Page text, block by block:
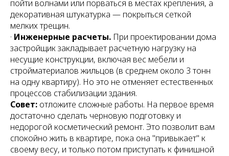
пойти волнами или порваться в местах крепления, а
декоративная штукатурка — покрыться сеткой
мелких трещин.
· Инженерные расчеты. При проектировании дома
застройщик закладывает расчетную нагрузку на
несущие конструкции, включая вес мебели и
стройматериалов жильцов (в среднем около 3 тонн
на одну квартиру). Но это не отменяет естественных
процессов стабилизации здания.
Совет: отложите сложные работы. На первое время
достаточно сделать черновую подготовку и
недорогой косметический ремонт. Это позволит вам
спокойно жить в квартире, пока она "привыкает" к
своему весу, и только потом приступать к финишной